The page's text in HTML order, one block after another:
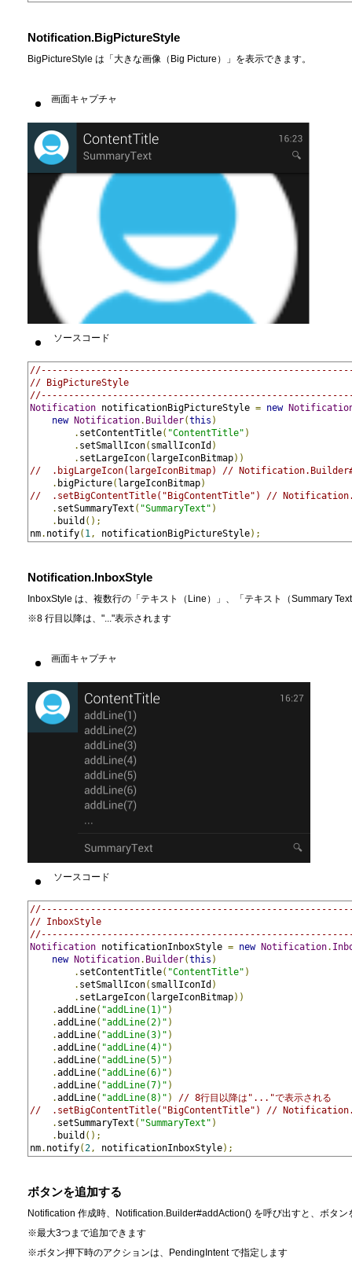
Notification.BigPictureStyle
BigPictureStyle は「大きな画像（Big Picture）」を表示できます。
画面キャプチャ
ソースコード
// BigPictureStyle
Notification notificationBigPictureStyle = new
new Notification. Builder(this )
. setContentTitle( "ContentTitle" )
. setSmallIcon( smallIconId )
. setLargeIcon( largeIconBitmap))
//  .bigLargeIcon(largeIconBitmap) //
. bigPicture( largeIconBitmap)
//  .setBigContentTitle("BigContentTitle") //
. setSummaryText ( "SummaryText" )
. build ();
nm. notify( 1 , notificationBigPictureStyle);
Notification.InboxStyle
InboxStyle は、複数行の「テキスト（Line）」、「テキスト（Summary
※8 行目以降は、"..."表示されます
画面キャプチャ
ソースコード
// InboxStyle
Notification notificationInboxStyle = new Notification.
new Notification. Builder(this )
. setContentTitle( "ContentTitle" )
. setSmallIcon( smallIconId )
. setLargeIcon( largeIconBitmap))
.addLine( "addLine(1)" )
.addLine( "addLine(2)" )
.addLine( "addLine(3)" )
.addLine( "addLine(4)" )
.addLine( "addLine(5)" )
.addLine( "addLine(6)" )
.addLine( "addLine(7)" )
.addLine( "addLine(8)" )
// 8行目以降は"..."で表示される
//  .setBigContentTitle("BigContentTitle") //
. setSummaryText ( "SummaryText" )
. build ();
nm. notify( 2 , notificationInboxStyle);
ボタンを追加する
Notification 作成時、Notification.Builder#addAction() を呼び出すと、ボタン
※最大3つまで追加できます
※ボタン押下時のアクションは、PendingIntent で指定します